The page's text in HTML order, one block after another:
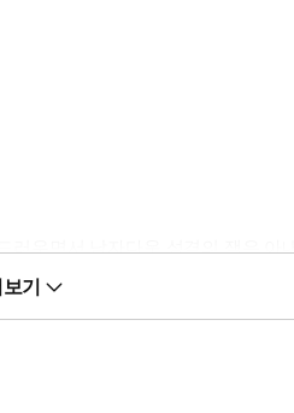
우면서 남자다운 성격의 잭은
가 있었다― 아무도 눈치 채지
기